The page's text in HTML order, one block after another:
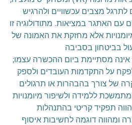
מצבים עכשוויים ולהרגיש
עם האתגר במציאות. מתודולוגיה זו
אלא מחזקת את האמונה של
בביטחון בסביבה
מסתיימת ביום ההכשרה עצמו;
על התקדמות העובדים ולספק
של צורך בהבהרות או תרגולים
ללמידה ולשיפור מיומנויות
תפקיד קריטי בהתנהלות
ומהווה דוגמה לחשיבות איסוף